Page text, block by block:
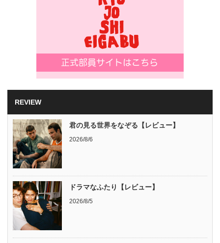
REVIEW
君の見る世界をなぞる【レビュー】
2026/8/6
ドラマなふたり【レビュー】
2026/8/5